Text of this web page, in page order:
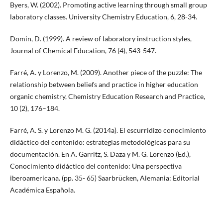
Byers, W. (2002). Promoting active learning through small group
laboratory classes. University Chemistry Education, 6, 28-34.
Domin, D. (1999). A review of laboratory instruction styles,
Journal of Chemical Education, 76 (4), 543-547.
Farré, A. y Lorenzo, M. (2009). Another piece of the puzzle: The
relationship between beliefs and practice in higher education
organic chemistry, Chemistry Education Research and Practice,
10 (2), 176–184.
Farré, A. S. y Lorenzo M. G. (2014a). El escurridizo conocimiento
didáctico del contenido: estrategias metodológicas para su
documentación. En A. Garritz, S. Daza y M. G. Lorenzo (Ed.),
Conocimiento didáctico del contenido: Una perspectiva
iberoamericana. (pp. 35- 65) Saarbrücken, Alemania: Editorial
Académica Española.